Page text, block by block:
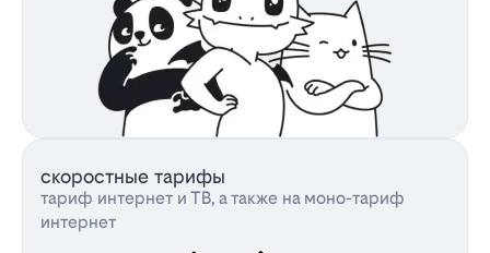
скоростные тарифы
тариф интернет и ТВ, а также на моно-тариф
интернет